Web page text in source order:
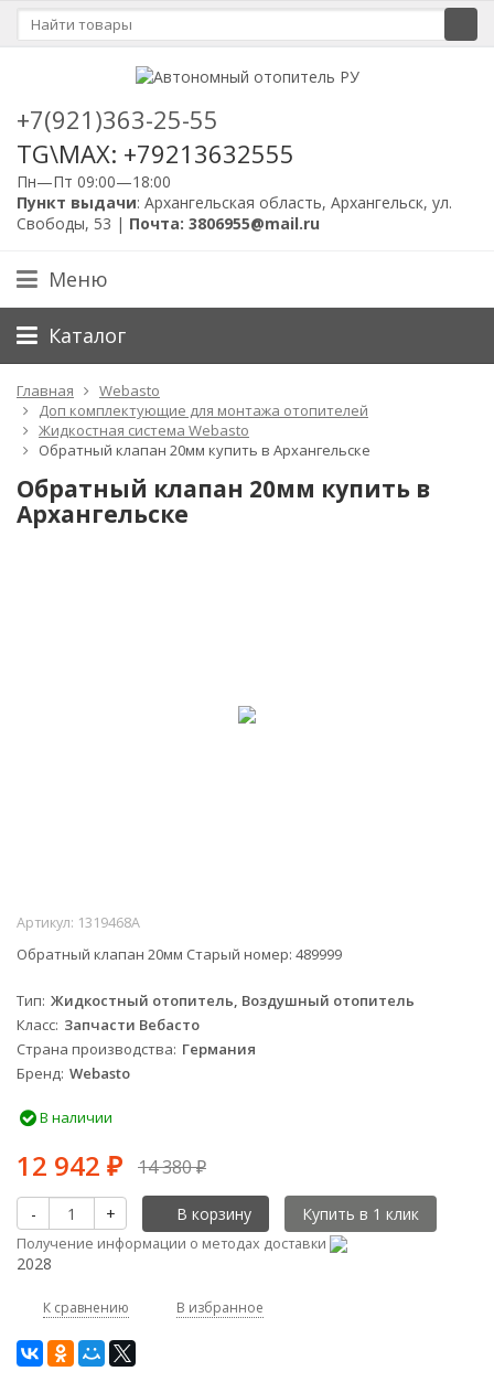
+7(921)363-25-55
TG\MAX: +79213632555
Пн—Пт 09:00—18:00
Пункт выдачи: Архангельская область, Архангельск, ул.
Свободы, 53 | Почта: 3806955@mail.ru
Меню
Каталог
Главная
Webasto
Доп комплектующие для монтажа отопителей
Жидкостная система Webasto
Обратный клапан 20мм купить в Архангельске
Обратный клапан 20мм купить в
Архангельске
Артикул: 1319468A
Обратный клапан 20мм Старый номер: 489999
Тип Жидкостный отопитель, Воздушный отопитель
Класс Запчасти Вебасто
Страна производства Германия
Бренд Webasto
В наличии
12 942 ₽ 14 380₽
- + В корзину
Получение информации о методах доставки
2028
К сравнению В избранное